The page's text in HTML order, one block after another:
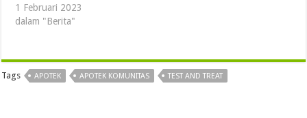
1 Februari 2023
dalam "Berita"
Tags APOTEK APOTEK KOMUNITAS TEST AND TREAT